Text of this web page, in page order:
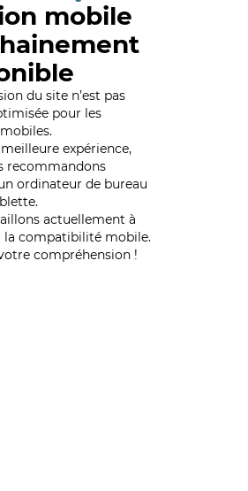
mobile
du site n’est pas
pour les
expérience,
recommandons
ordinateur de bureau
actuellement à
la compatibilité mobile.
compréhension !